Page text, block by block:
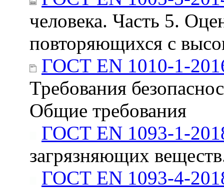
человека. Часть 5.
повторяющихся с
ГОСТ EN 1010-1-
Требования
Общие требования
ГОСТ EN 1093-1-
загрязняющих
ГОСТ EN 1093-4-